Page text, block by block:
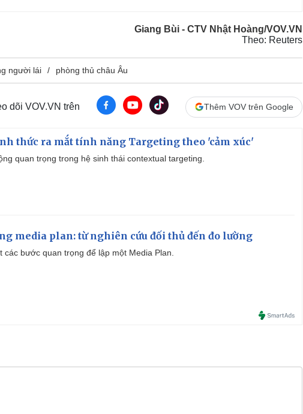
Giang Bùi - CTV Nhật Hoàng/VOV.VN
Theo: Reuters
người lái phòng thủ châu Âu
dõi VOV.VN trên Thêm VOV trên Google
thức ra mắt tính năng Targeting theo 'cảm xúc'
quan trọng trong hệ sinh thái contextual targeting.
media plan: từ nghiên cứu đối thủ đến đo lường
các bước quan trọng để lập một Media Plan.